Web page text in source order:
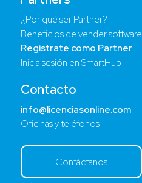
¿Por qué ser Partner?
Beneficios de vender software
Regístrate como Partner
Inicia sesión en SmartHub
Contacto
info@licenciasonline.com
Oficinas y teléfonos
Contáctanos